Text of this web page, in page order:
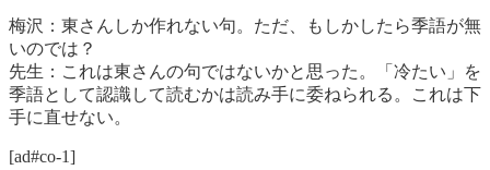
梅沢：東さんしか作れない句。ただ、もしかしたら季語が無
いのでは？
先生：これは東さんの句ではないかと思った。「冷たい」を
季語として認識して読むかは読み手に委ねられる。これは下
手に直せない。
[ad#co-1]